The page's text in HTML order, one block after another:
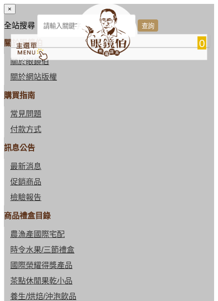
0
×
全站搜尋
關於眼鏡伯
關於眼鏡伯
關於網站版權
購買指南
常見問題
付款方式
訊息公告
最新消息
促銷商品
檢驗報告
商品禮盒目錄
農漁產國際宅配
時令水果/三節禮盒
國際榮耀得獎產品
茶點休閒果乾小品
養生/烘焙/沖泡飲品